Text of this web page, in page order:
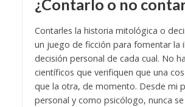
¿Contarlo o no
Contarles la historia mitológica o
un juego de ficción para fomentar la
decisión personal de cada cual. No
científicos que verifiquen que una
que la otra, de momento. Desde mi
personal y como psicólogo, nunca